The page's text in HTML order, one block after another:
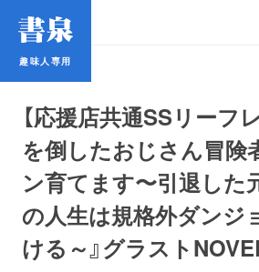
趣味人専用
【応援店共通SSリーフ
を倒したおじさん冒険
ン育てます〜引退した
の人生は規格外ダンジ
ける～』グラスト
趣味人専用
アイドル
鉄道・バス